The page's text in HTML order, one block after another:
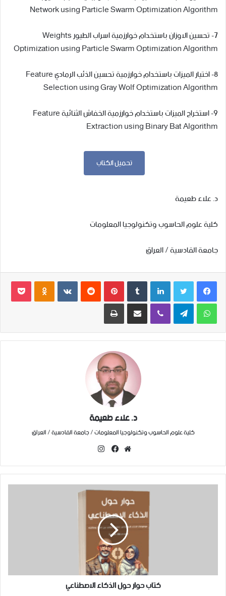
Network using Particle Swarm Optimization Algorithm
7- تحسين الاوزان باستخدام خوارزمية اسراب الطيور Weights
Optimization using Particle Swarm Optimization Algorithm
8- اختيار الميزات باستخدام خوارزمية تحسين الذئب الرمادي Feature
Selection using Gray Wolf Optimization Algorithm
9- استخراج الميزات باستخدام خوارزمية الخفاش الثنائية Feature
Extraction using Binary Bat Algorithm
تحميل الكتاب
د. علاء طعيمة
كلية علوم الحاسوب وتكنولوجيا المعلومات
جامعة القادسية / العراق
فيسبوك لينكدإن بينتيريست ‏VKontakte
واتساب
تيلقرام طباعة
د. علاء طعيمة
كلية علوم الحاسوب وتكنولوجيا المعلومات / جامعة القادسية / العراق
م
و
ق
ع
ا
ل
و
ي
ب
ف
ي
س
ب
و
ك
ن
س
ت
ر
ا
م
كتاب حوار حول الذكاء الاصطناعي